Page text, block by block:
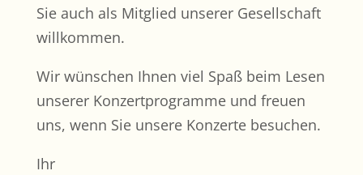
Sie auch als Mitglied unserer Gesellschaft
willkommen.
Wir wünschen Ihnen viel Spaß beim Lesen
unserer Konzertprogramme und freuen
uns, wenn Sie unsere Konzerte besuchen.
Ihr